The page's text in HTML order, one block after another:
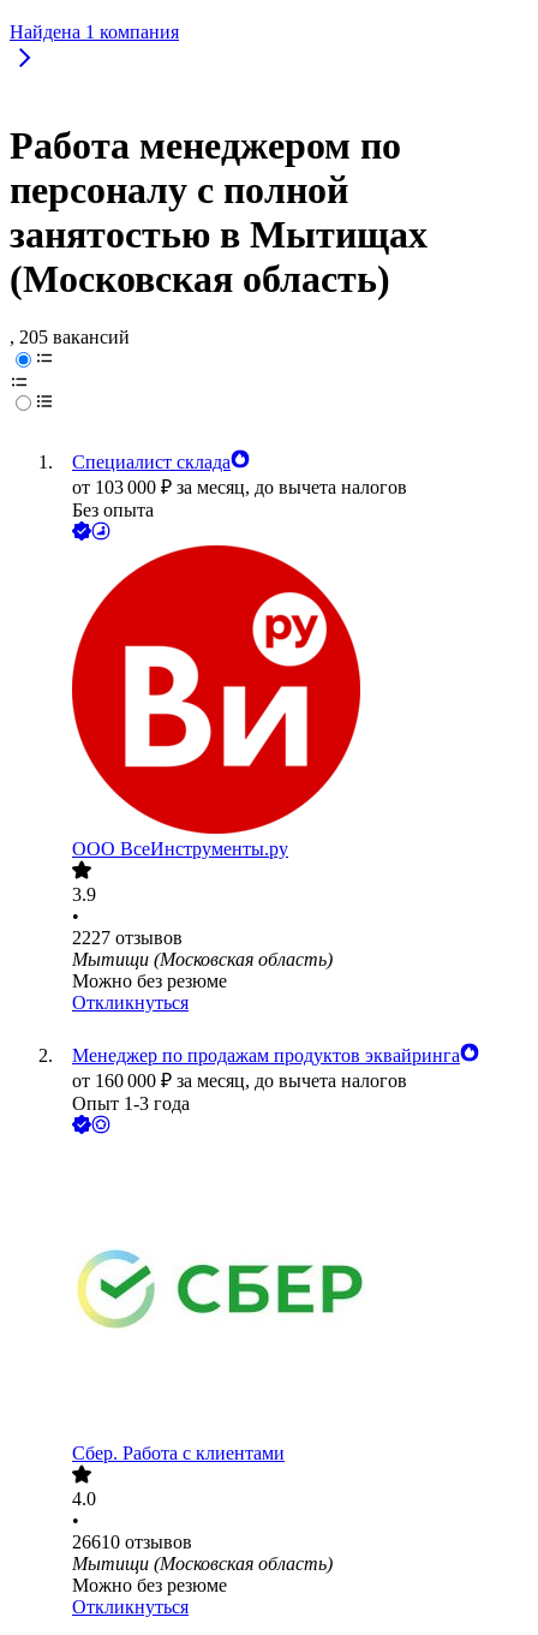
Найдена 1 компания
Работа менеджером по
персоналу с полной
занятостью в Мытищах
(Московская область)
, 205 вакансий
Специалист склада
от 103 000 ₽ за месяц, до вычета налогов
Без опыта
ООО ВсеИнструменты.ру
3.9
•
2227 отзывов
Мытищи (Московская область)
Можно без резюме
Откликнуться
Менеджер по продажам продуктов эквайринга
от 160 000 ₽ за месяц, до вычета налогов
Опыт 1-3 года
Сбер. Работа с клиентами
4.0
•
26610 отзывов
Мытищи (Московская область)
Можно без резюме
Откликнуться